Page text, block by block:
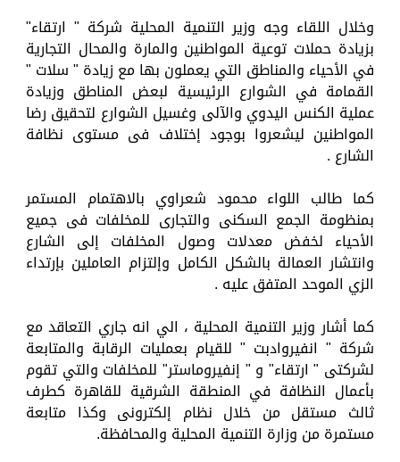
وخلال اللقاء وجه وزير التنمية المحلية شركة " ارتقاء"
بزيادة حملات توعية المواطنين والمارة والمحال التجارية
في الأحياء والمناطق التي يعملون بها مع زيادة " سلات "
القمامة في الشوارع الرئيسية لبعض المناطق وزيادة
عملية الكنس اليدوي والآلى وغسيل الشوارع لتحقيق رضا
المواطنين ليشعروا بوجود إختلاف فى مستوى نظافة
الشارع .
كما طالب اللواء محمود شعراوي بالاهتمام المستمر
بمنظومة الجمع السكنى والتجارى للمخلفات فى جميع
الأحياء لخفض معدلات وصول المخلفات إلى الشارع
وانتشار العمالة بالشكل الكامل وإلتزام العاملين بإرتداء
الزي الموحد المتفق عليه .
كما أشار وزير التنمية المحلية ، الي انه جاري التعاقد مع
شركة " انفيروادبت " للقيام بعمليات الرقابة والمتابعة
لشركتى " ارتقاء" و " إنفيروماستر" للمخلفات والتي تقوم
بأعمال النظافة في المنطقة الشرقية للقاهرة كطرف
ثالث مستقل من خلال نظام إلكترونى وكذا متابعة
مستمرة من وزارة التنمية المحلية والمحافظة.